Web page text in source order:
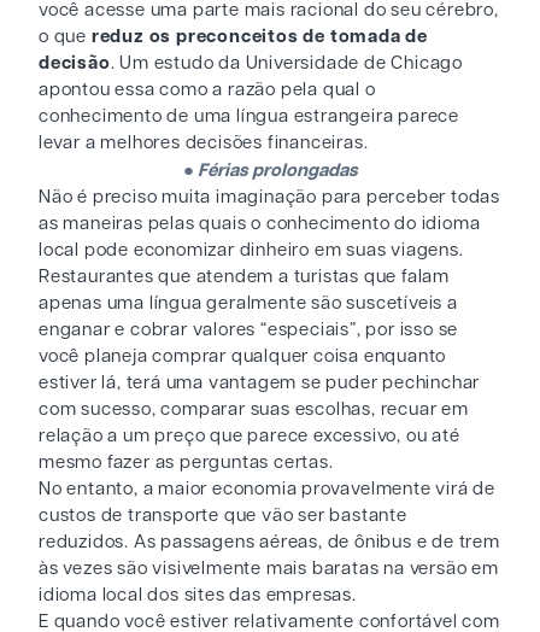
você acesse uma parte mais racional do seu cérebro,
o que reduz os preconceitos de tomada de
decisão. Um estudo da Universidade de Chicago
apontou essa como a razão pela qual o
conhecimento de uma língua estrangeira parece
levar a melhores decisões financeiras.
● Férias prolongadas
Não é preciso muita imaginação para perceber todas
as maneiras pelas quais o conhecimento do idioma
local pode economizar dinheiro em suas viagens.
Restaurantes que atendem a turistas que falam
apenas uma língua geralmente são suscetíveis a
enganar e cobrar valores “especiais”, por isso se
você planeja comprar qualquer coisa enquanto
estiver lá, terá uma vantagem se puder pechinchar
com sucesso, comparar suas escolhas, recuar em
relação a um preço que parece excessivo, ou até
mesmo fazer as perguntas certas.
No entanto, a maior economia provavelmente virá de
custos de transporte que vão ser bastante
reduzidos. As passagens aéreas, de ônibus e de trem
às vezes são visivelmente mais baratas na versão em
idioma local dos sites das empresas.
E quando você estiver relativamente confortável com